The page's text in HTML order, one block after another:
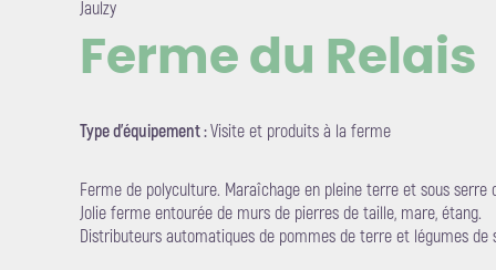
Jaulzy
Ferme du Relais
Type d'équipement :Visite et produits à la ferme
Ferme de polyculture. Maraîchage en pleine terre et sous serre
Jolie ferme entourée de murs de pierres de taille, mare, étang.
Distributeurs automatiques de pommes de terre et légumes de